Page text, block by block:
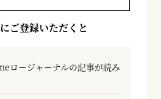
ご登録いただくと
ロージャーナルの記事が読み